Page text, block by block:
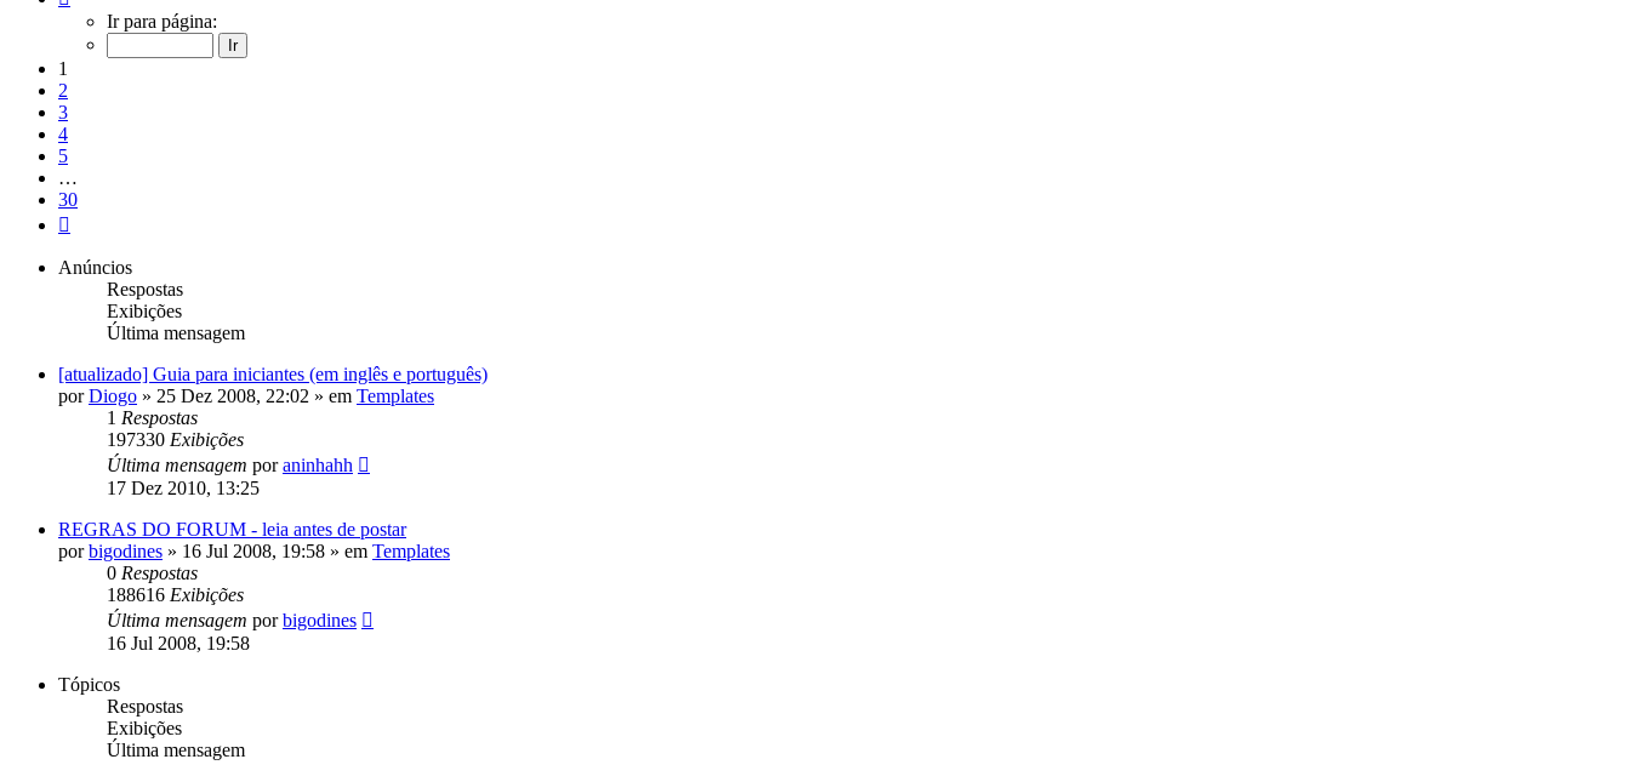
Ir para página:
1
2
3
4
5
…
30
Anúncios
Respostas
Exibições
Última mensagem
[atualizado] Guia para iniciantes (em inglês e português)
porDiogo » 25 Dez 2008, 22:02 » em Templates
1 Respostas
197330 Exibições
Última mensagem poraninhahh
17 Dez 2010, 13:25
REGRAS DO FORUM - leia antes de postar
porbigodines » 16 Jul 2008, 19:58 » em Templates
0 Respostas
188616 Exibições
Última mensagem porbigodines
16 Jul 2008, 19:58
Tópicos
Respostas
Exibições
Última mensagem